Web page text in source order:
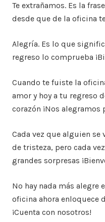
Te extrañamos. Es la
desde que de la oficina
Alegría. Es lo que
regreso lo comprueba
Cuando te fuiste la
amor y hoy a tu regreso
corazón ¡Nos alegramos
Cada vez que alguien se
de tristeza, pero cada
grandes sorpresas
No hay nada más alegre
oficina ahora enloquece
¡Cuenta con nosotros!